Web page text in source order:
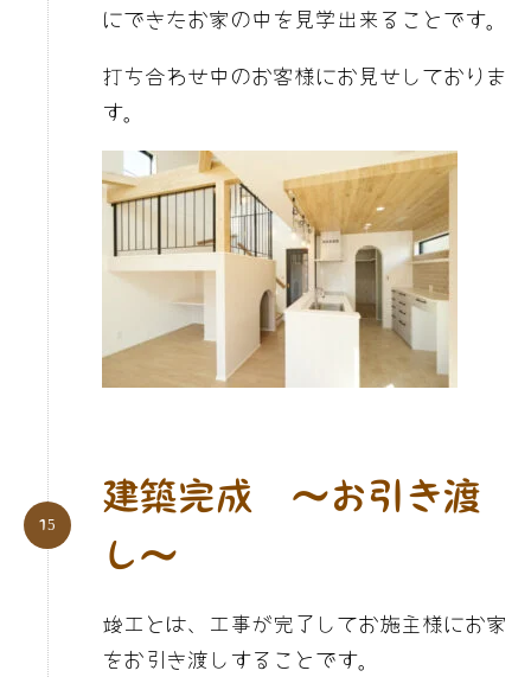
にできたお家の中を見学出来ることです。
打ち合わせ中のお客様にお見せしておりま
す。
建築完成 〜お引き渡
し〜
竣工とは、工事が完了してお施主様にお家
をお引き渡しすることです。